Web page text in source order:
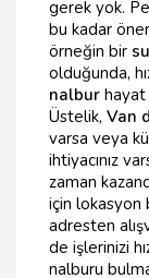
gerek yok.
bu kadar
örneğin bir
olduğunda,
nalbur hayat
Üstelik, Van
varsa veya
ihtiyacınız
zaman
için lokasyon
adresten
de işlerinizi
nalburu